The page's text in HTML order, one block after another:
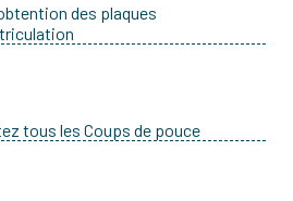
des plaques
tous les Coups de pouce